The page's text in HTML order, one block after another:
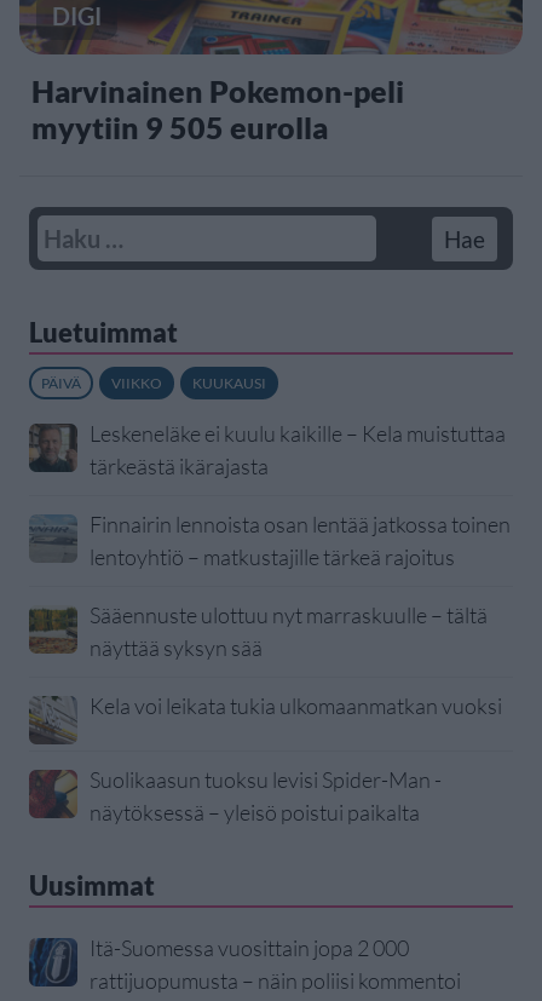
DIGI
Harvinainen Pokemon-peli
myytiin 9 505 eurolla
Luetuimmat
PÄIVÄ VIIKKO KUUKAUSI
Leskeneläke ei kuulu kaikille – Kela muistuttaa
tärkeästä ikärajasta
Finnairin lennoista osan lentää jatkossa toinen
lentoyhtiö – matkustajille tärkeä rajoitus
Sääennuste ulottuu nyt marraskuulle – tältä
näyttää syksyn sää
Kela voi leikata tukia ulkomaanmatkan vuoksi
Suolikaasun tuoksu levisi Spider-Man -
näytöksessä – yleisö poistui paikalta
Uusimmat
Itä-Suomessa vuosittain jopa 2 000
rattijuopumusta – näin poliisi kommentoi